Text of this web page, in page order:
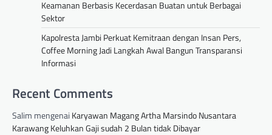
Keamanan Berbasis Kecerdasan Buatan untuk Berbagai
Sektor
Kapolresta Jambi Perkuat Kemitraan dengan Insan Pers,
Coffee Morning Jadi Langkah Awal Bangun Transparansi
Informasi
Recent Comments
Salim mengenai Karyawan Magang Artha Marsindo Nusantara
Karawang Keluhkan Gaji sudah 2 Bulan tidak Dibayar